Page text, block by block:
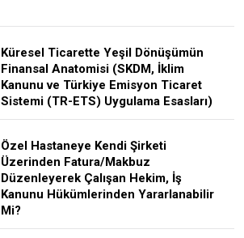
Küresel Ticarette Yeşil Dönüşümün
Finansal Anatomisi (SKDM, İklim
Kanunu ve Türkiye Emisyon Ticaret
Sistemi (TR-ETS) Uygulama Esasları)
Özel Hastaneye Kendi Şirketi
Üzerinden Fatura/Makbuz
Düzenleyerek Çalışan Hekim, İş
Kanunu Hükümlerinden Yararlanabilir
Mi?